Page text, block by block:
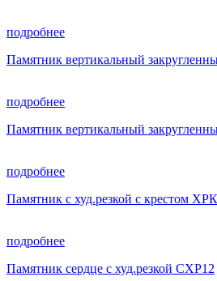
подробнее
Памятник вертикальный
подробнее
Памятник вертикальный
подробнее
Памятник с худ.резкой с крестом
подробнее
Памятник сердце с худ.резкой СХР12